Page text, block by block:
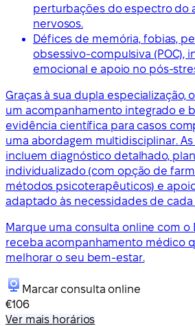
perturbações do espectro do
nervosos.
Défices de memória, fobias,
obsessivo-compulsiva (POC),
emocional e apoio no pós-
Graças à sua dupla especialização,
um acompanhamento integrado e
evidência científica para casos
uma abordagem multidisciplinar.
incluem diagnóstico detalhado,
individualizado (com opção de
métodos psicoterapêuticos) e
adaptado às necessidades de
Marque uma consulta online com o
receba acompanhamento médico
melhorar o seu bem-estar.
Marcar consulta online
€106
Ver mais horários